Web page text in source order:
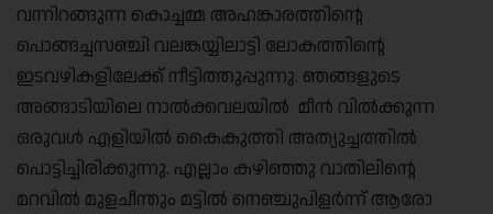
വന്നിറങ്ങുന്ന കൊച്ചമ്മ അഹങ്കാരത്തിന്റെ
പൊങ്ങച്ചസഞ്ചി വലങ്കയ്യിലാട്ടി ലോകത്തിന്റെ
ഇടവഴികളിലേക്ക് നീട്ടിത്തുപ്പുന്നു. ഞങ്ങളുടെ
അങ്ങാടിയിലെ നാൽക്കവലയിൽ മീൻ വിൽക്കുന്ന
ഒരുവൾ എളിയിൽ കൈകുത്തി അത്യുച്ചത്തിൽ
പൊട്ടിച്ചിരിക്കുന്നു. എല്ലാം കഴിഞ്ഞു വാതിലിന്റെ
മറവിൽ മുളചീന്തും മട്ടിൽ നെഞ്ചുപിളർന്ന് ആരോ